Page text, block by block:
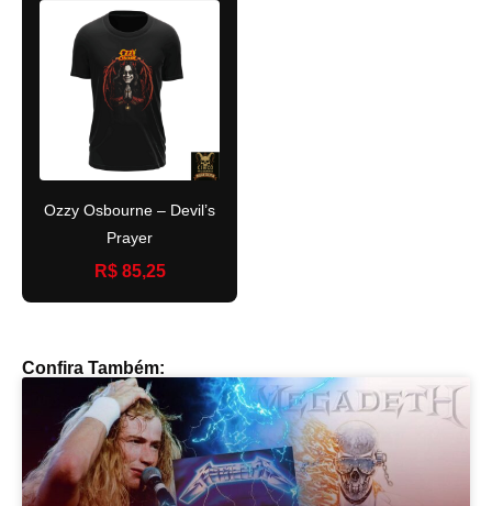
Ozzy Osbourne – Devil’s
Prayer
R$ 85,25
Confira Também: